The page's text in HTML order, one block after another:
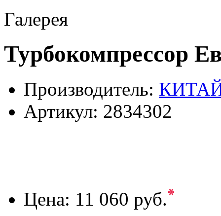
Галерея
Турбокомпрессор
Производитель:
Артикул: 2834302
Цена: 11 060 руб.*